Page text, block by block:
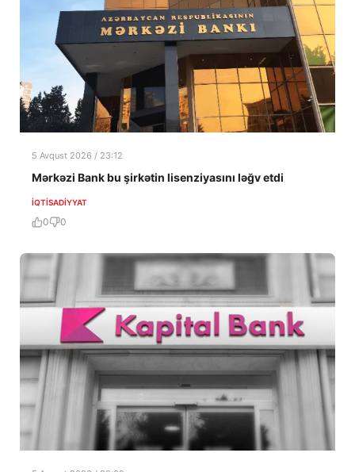
5 Avqust 2026 / 23:12
Mərkəzi Bank bu şirkətin lisenziyasını ləğv etdi
İQTISADIYYAT
0 0